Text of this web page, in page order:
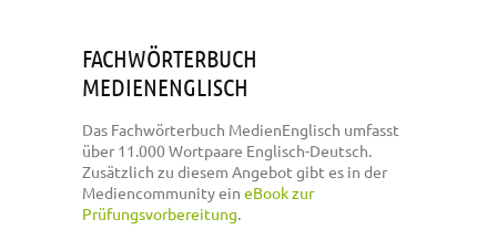
FACHWÖRTERBUCH
MEDIENENGLISCH
Das Fachwörterbuch MedienEnglisch umfasst
über 11.000 Wortpaare Englisch-Deutsch.
Zusätzlich zu diesem Angebot gibt es in der
Mediencommunity ein eBook zur
Prüfungsvorbereitung.